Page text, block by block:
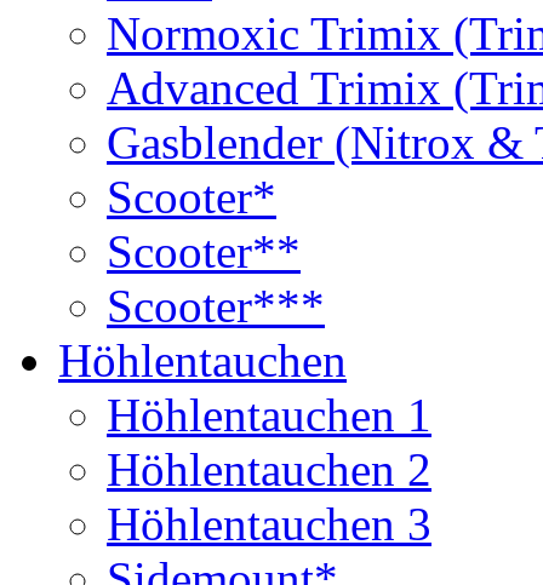
Normoxic Trimix
Advanced Trimix
Gasblender (Nitrox
Scooter*
Scooter**
Scooter***
Höhlentauchen
Höhlentauchen 1
Höhlentauchen 2
Höhlentauchen 3